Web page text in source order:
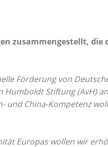
zusammengestellt, die
Förderung von
Humboldt Stiftung (AvH)
und China-Kompetenz
Europas wollen wir